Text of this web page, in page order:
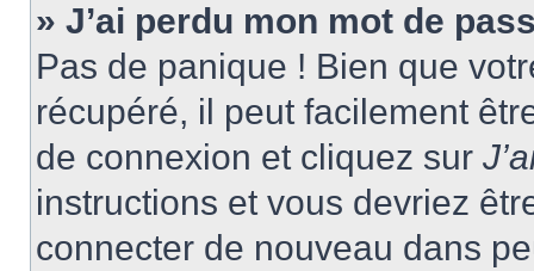
» J’ai perdu mon mot de
Pas de panique ! Bien que
récupéré, il peut facilement
de connexion et cliquez sur
instructions et vous devriez
connecter de nouveau dans